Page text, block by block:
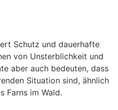
Schutz und dauerhafte
von Unsterblichkeit und
aber auch bedeuten, dass
Situation sind, ähnlich
Farns im Wald.